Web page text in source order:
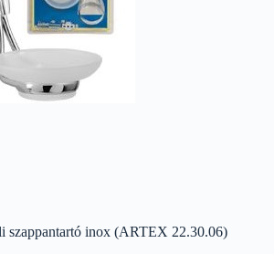
inox (ARTEX 22.30.06)